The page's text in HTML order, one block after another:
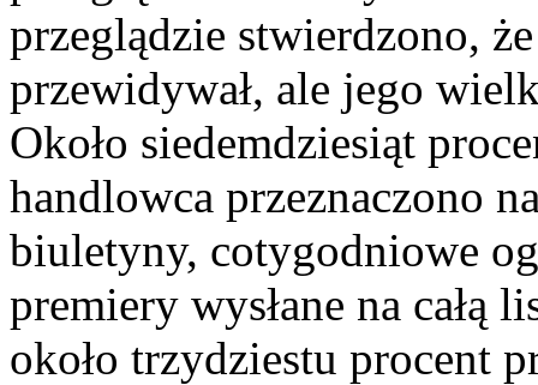
przeglądzie stwierdzono,
przewidywał, ale jego
Około siedemdziesiąt
handlowca przeznaczono
biuletyny, cotygodniowe
premiery wysłane na całą
około trzydziestu procent